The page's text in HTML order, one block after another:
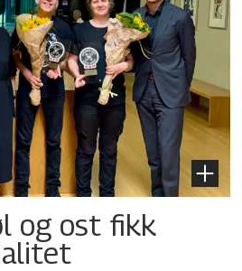
og ost fikk